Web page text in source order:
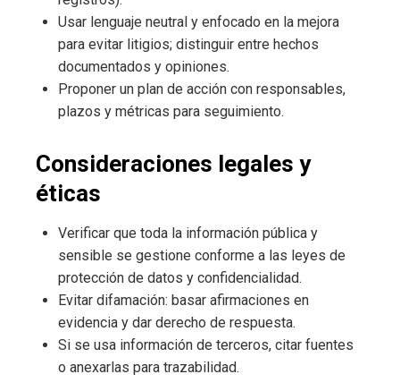
Usar lenguaje neutral y enfocado en la mejora
para evitar litigios; distinguir entre hechos
documentados y opiniones.
Proponer un plan de acción con responsables,
plazos y métricas para seguimiento.
Consideraciones legales y
éticas
Verificar que toda la información pública y
sensible se gestione conforme a las leyes de
protección de datos y confidencialidad.
Evitar difamación: basar afirmaciones en
evidencia y dar derecho de respuesta.
Si se usa información de terceros, citar fuentes
o anexarlas para trazabilidad.